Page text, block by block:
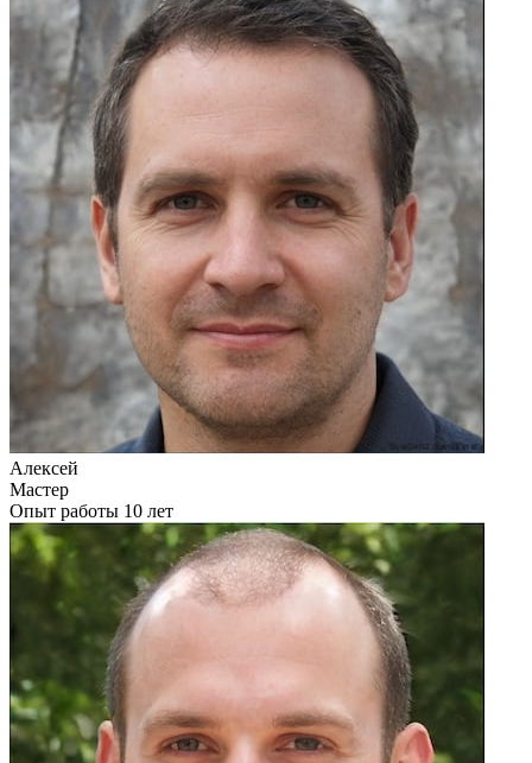
Алексей
Мастер
Опыт работы 10 лет